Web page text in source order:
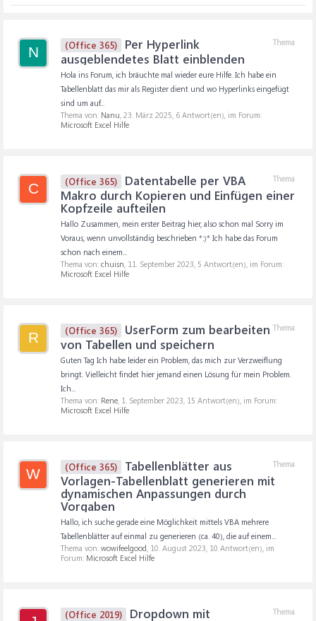
N
Thema
(Office 365)
Per Hyperlink
ausgeblendetes Blatt einblenden
Hola ins Forum, ich bräuchte mal wieder eure Hilfe. Ich habe ein
Tabellenblatt das mir als Register dient und wo Hyperlinks eingefügt
sind um auf...
Thema von: Nanu, 23. März 2025, 6 Antwort(en), im Forum:
Microsoft Excel Hilfe
C
Thema
(Office 365)
Datentabelle per VBA
Makro durch Kopieren und Einfügen einer
Kopfzeile aufteilen
Hallo Zusammen, mein erster Beitrag hier, also schon mal Sorry im
Voraus, wenn unvollständig beschrieben *:)* Ich habe das Forum
schon nach einem...
Thema von: chuisn, 11. September 2023, 5 Antwort(en), im Forum:
Microsoft Excel Hilfe
R
Thema
(Office 365)
UserForm zum bearbeiten
von Tabellen und speichern
Guten Tag Ich habe leider ein Problem, das mich zur Verzweiflung
bringt. Vielleicht findet hier jemand einen Lösung für mein Problem.
Ich...
Thema von: Rene, 1. September 2023, 15 Antwort(en), im Forum:
Microsoft Excel Hilfe
W
Thema
(Office 365)
Tabellenblätter aus
Vorlagen-Tabellenblatt generieren mit
dynamischen Anpassungen durch
Vorgaben
Hallo, ich suche gerade eine Möglichkeit mittels VBA mehrere
Tabellenblätter auf einmal zu generieren (ca. 40), die auf einem...
Thema von: wowifeelgood, 10. August 2023, 10 Antwort(en), im
Forum: Microsoft Excel Hilfe
Thema
(Office 2019)
Dropdown mit